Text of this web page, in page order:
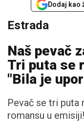
Dodaj kao
Estrada
Naš pevač
Tri puta se
"Bila je
Pevač se tri puta
romansu u emisiji!